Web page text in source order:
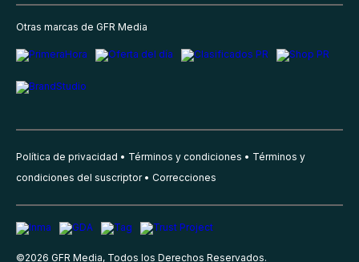
Otras marcas de GFR Media
Política de privacidad Términos y condiciones
Términos y
condiciones del suscriptor
Correcciones
©2026 GFR Media, Todos los Derechos Reservados.